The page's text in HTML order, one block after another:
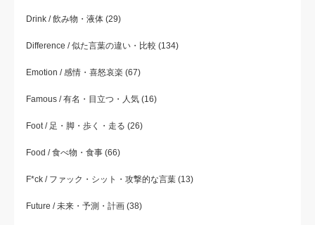
Drink / 飲み物・液体 (29)
Difference / 似た言葉の違い・比較 (134)
Emotion / 感情・喜怒哀楽 (67)
Famous / 有名・目立つ・人気 (16)
Foot / 足・脚・歩く・走る (26)
Food / 食べ物・食事 (66)
F*ck / ファック・シット・攻撃的な言葉 (13)
Future / 未来・予測・計画 (38)